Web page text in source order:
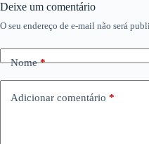
Deixe um comentário
O seu endereço de e-mail não será
Nome*
Adicionar comentário *